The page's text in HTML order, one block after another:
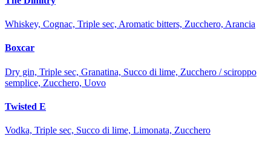
Whiskey, Cognac, Triple sec, Aromatic bitters, Zucchero, Arancia
Boxcar
Dry gin, Triple sec, Granatina, Succo di lime, Zucchero / sciroppo
semplice, Zucchero, Uovo
Twisted E
Vodka, Triple sec, Succo di lime, Limonata, Zucchero